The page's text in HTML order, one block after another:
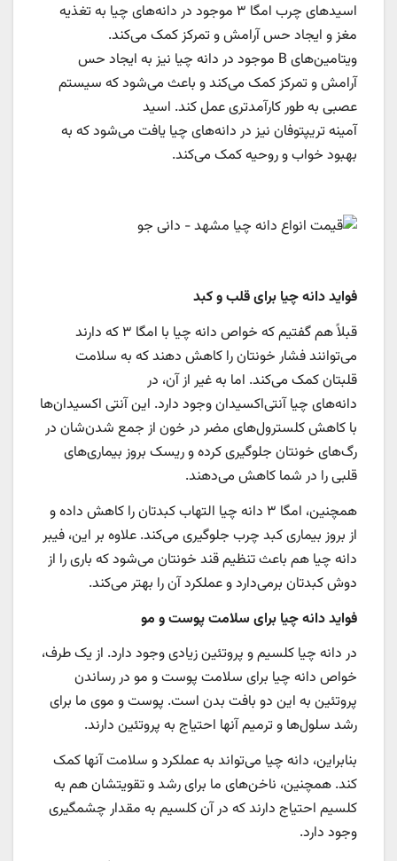
اسیدهای چرب امگا ۳ موجود در دانه‌های چیا به تغذیه
مغز و ایجاد حس آرامش و تمرکز کمک می‌کند.
ویتامین‌های B موجود در دانه چیا نیز به ایجاد حس
آرامش و تمرکز کمک می‌کند و باعث می‌شود که سیستم
عصبی به طور کارآمدتری عمل کند. اسید
آمینه تریپتوفان نیز در دانه‌های چیا یافت می‌شود که به
بهبود خواب و روحیه کمک می‌کند.
فواید دانه چیا برای قلب و کبد
قبلاً هم گفتیم که خواص دانه چیا با امگا ۳ که دارند
می‌توانند فشار خونتان را کاهش دهند که به سلامت
قلبتان کمک می‌کند. اما به غیر از آن، در
دانه‌های چیا آنتی‌اکسیدان وجود دارد. این آنتی اکسیدان‌ها
با کاهش کلسترول‌های مضر در خون از جمع شدن‌شان در
رگ‌های خونتان جلوگیری کرده و ریسک بروز بیماری‌های
قلبی را در شما کاهش می‌دهند.
همچنین، امگا ۳ دانه چیا التهاب کبدتان را کاهش داده و
از بروز بیماری کبد چرب جلوگیری می‌کند. علاوه بر این، فیبر
دانه چیا هم باعث تنظیم قند خونتان می‌شود که باری را از
دوش کبدتان برمی‌دارد و عملکرد آن را بهتر می‌کند.
فواید دانه چیا برای سلامت پوست و مو
در دانه چیا کلسیم و پروتئین زیادی وجود دارد. از یک طرف،
خواص دانه چیا برای سلامت پوست و مو در رساندن
پروتئین به این دو بافت بدن است. پوست و موی ما برای
رشد سلول‌ها و ترمیم آنها احتیاج به پروتئین دارند.
بنابراین، دانه چیا می‌تواند به عملکرد و سلامت آنها کمک
کند. همچنین، ناخن‌های ما برای رشد و تقویتشان هم به
کلسیم احتیاج دارند که در آن کلسیم به مقدار چشمگیری
وجود دارد.